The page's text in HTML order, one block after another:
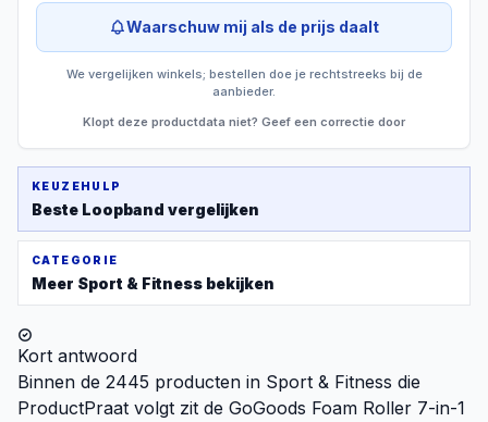
Waarschuw mij als de prijs daalt
We vergelijken winkels; bestellen doe je rechtstreeks bij de
aanbieder.
Klopt deze productdata niet? Geef een correctie door
KEUZEHULP
Beste Loopband vergelijken
CATEGORIE
Meer Sport & Fitness bekijken
Kort antwoord
Binnen de 2445 producten in Sport & Fitness die
ProductPraat volgt zit de GoGoods Foam Roller 7-in-1